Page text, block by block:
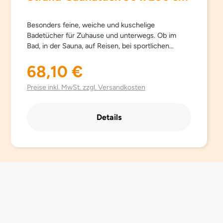
Besonders feine, weiche und kuschelige
Badetücher für Zuhause und unterwegs. Ob im
Bad, in der Sauna, auf Reisen, bei sportlichen
schnelltrocknend, atmungsaktiv, besonders leicht,
saugfähig, einfach zu pflegen und Platz sparend.
Aus hochwertig gebürsteter Mikrofaser mit
Regulärer Preis:
68,10 €
Preise inkl. MwSt. zzgl. Versandkosten
Details